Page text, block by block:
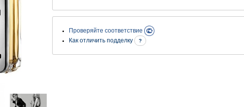
Проверяйте соответствие
Как отличить подделку
?